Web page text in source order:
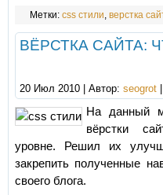
Метки: css стили, верстка
ВЁРСТКА САЙТА:
20 Июл 2010 | Автор: seogrot
На данный
вёрстки
уровне. Решил их
закрепить полученные
своего блога.